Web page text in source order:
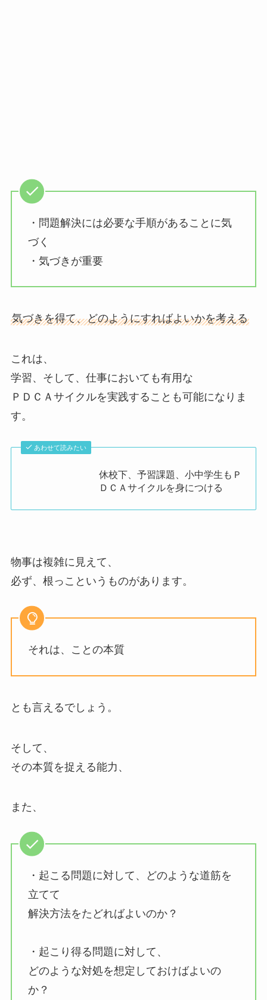
・問題解決には必要な手順があることに気
づく
・気づきが重要
気づきを得て、どのようにすればよいかを考える
これは、
学習、そして、仕事においても有用な
ＰＤＣＡサイクルを実践することも可能になりま
す。
あわせて読みたい
休校下、予習課題、小中学生もＰ
ＤＣＡサイクルを身につける
物事は複雑に見えて、
必ず、根っこというものがあります。
それは、ことの本質
とも言えるでしょう。
そして、
その本質を捉える能力、
また、
・起こる問題に対して、どのような道筋を
立てて
解決方法をたどればよいのか？
・起こり得る問題に対して、
どのような対処を想定しておけばよいの
か？